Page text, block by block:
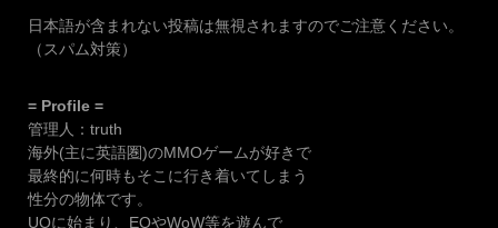
日本語が含まれない投稿は無視されますのでご注意ください。
（スパム対策）
= Profile =
管理人：truth
海外(主に英語圏)のMMOゲームが好きで
最終的に何時もそこに行き着いてしまう
性分の物体です。
UOに始まり、EQやWoW等を遊んで